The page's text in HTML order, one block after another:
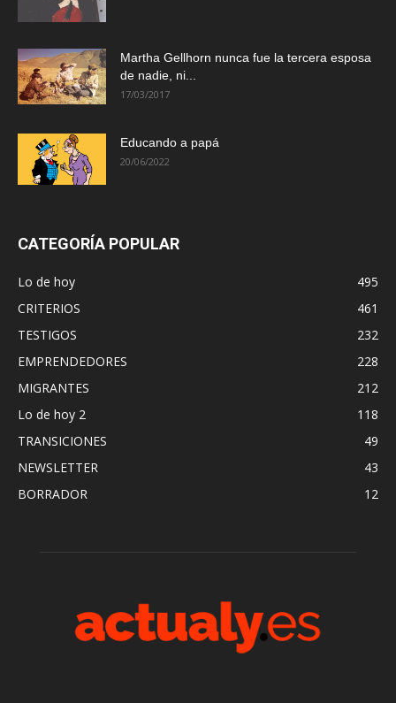
Martha Gellhorn nunca fue la tercera esposa
de nadie, ni...
17/03/2017
Educando a papá
20/06/2022
CATEGORÍA POPULAR
Lo de hoy
495
CRITERIOS
461
TESTIGOS
232
EMPRENDEDORES
228
MIGRANTES
212
Lo de hoy 2
118
TRANSICIONES
49
NEWSLETTER
43
BORRADOR
12